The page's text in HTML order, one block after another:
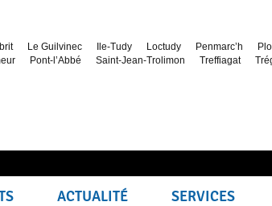
Le Guilvinec Ile-Tudy Loctudy Penmarc’h
Pont-l’Abbé Saint-Jean-Trolimon Treffiagat
ACTUALITÉ SERVICES